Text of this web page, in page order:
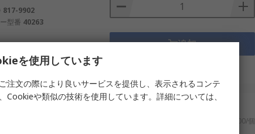
817-9902
型番 40263
追加
あり
￥56,668.00/個
を使用しています
注文の際により良いサービスを提供し、表示されるコンテ
Cookieや類似の技術を使用しています。詳細については、